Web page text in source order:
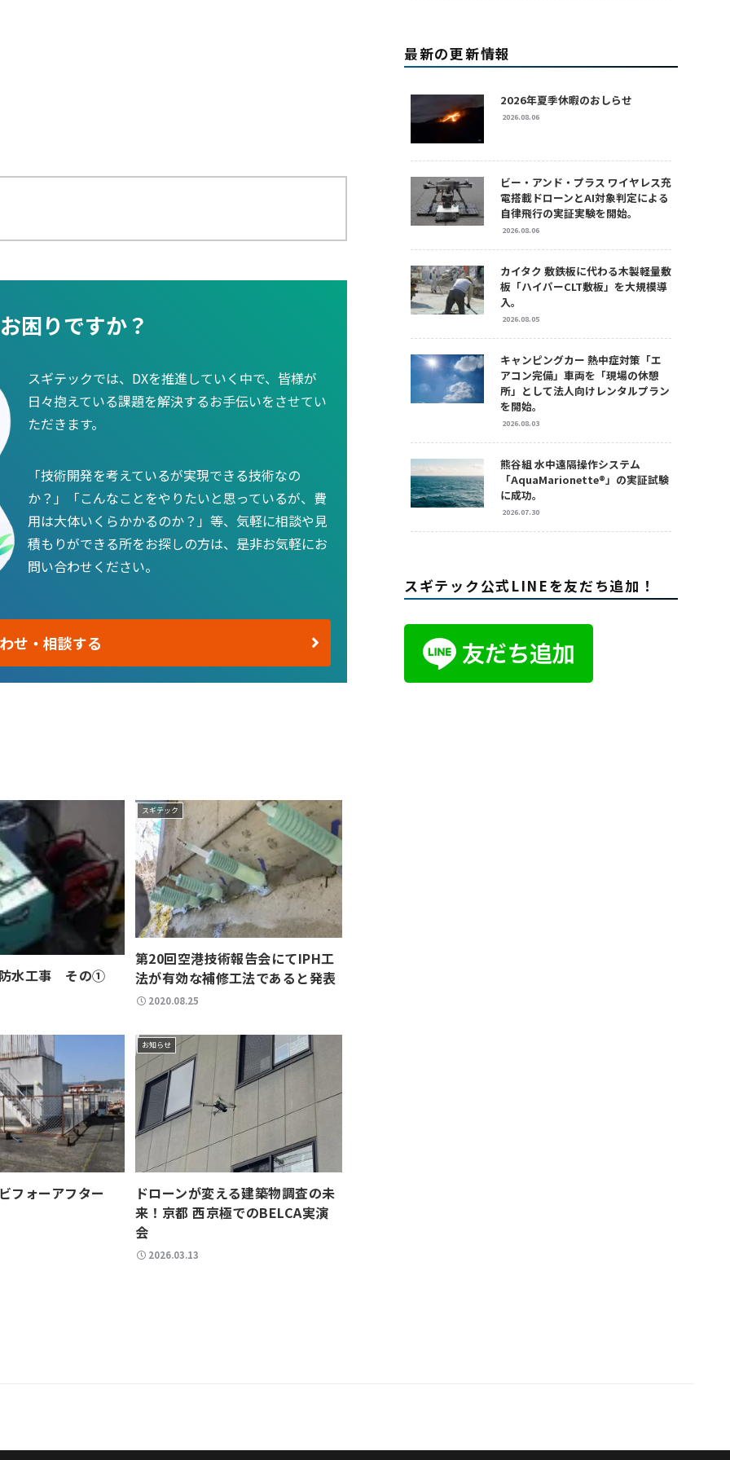
困りですか？
スギテックでは、DXを推進していく中で、皆様が
日々抱えている課題を解決するお手伝いをさせてい
ただきます。
「技術開発を考えているが実現できる技術なの
か？」「こんなことをやりたいと思っているが、費
用は大体いくらかかるのか？」等、気軽に相談や見
積もりができる所をお探しの方は、是非お気軽にお
問い合わせください。
せ・相談する
防水工事 その①
スギテック
第20回空港技術報告会にてIPH工
法が有効な補修工法であると発表
2020.08.25
フォーアフター
お知らせ
ドローンが変える建築物調査の未
来！京都 西京極でのBELCA実演
会
2026.03.13
最新の更新情報
2026年夏季休暇のおしらせ
2026.08.06
ビー・アンド・プラス ワイヤレス充
電搭載ドローンとAI対象判定による
自律飛行の実証実験を開始。
2026.08.06
カイタク 敷鉄板に代わる木製軽量敷
板「ハイパーCLT敷板」を大規模導
入。
2026.08.05
キャンピングカー 熱中症対策「エ
アコン完備」車両を「現場の休憩
所」として法人向けレンタルプラン
を開始。
2026.08.03
熊谷組 水中遠隔操作システム
「AquaMarionette®」の実証試験
に成功。
2026.07.30
スギテック公式LINEを友だち追加！